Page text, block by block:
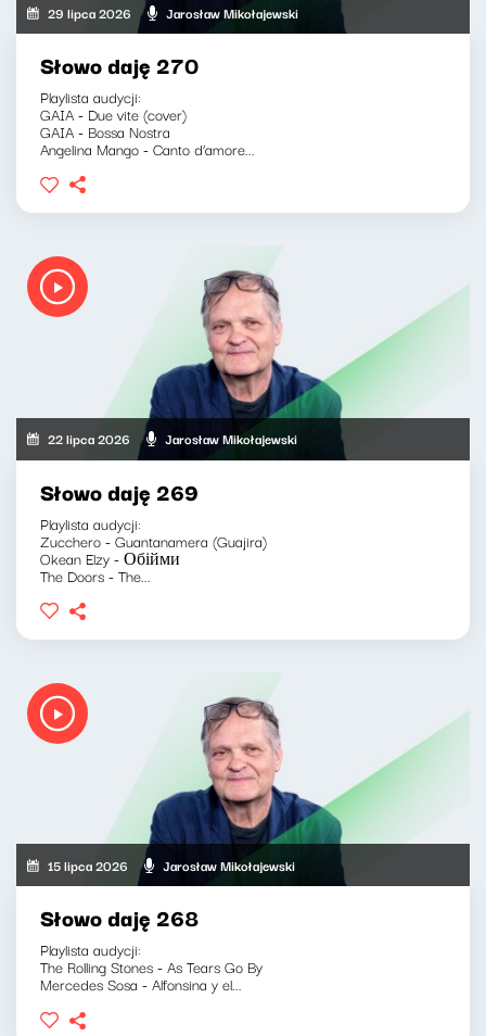
29 lipca 2026 Jarosław Mikołajewski
Słowo daję 270
Playlista audycji:
GAIA - Due vite (cover)
GAIA - Bossa Nostra
Angelina Mango - Canto d’amore...
22 lipca 2026 Jarosław Mikołajewski
Słowo daję 269
Playlista audycji:
Zucchero - Guantanamera (Guajira)
Okean Elzy - Обійми
The Doors - The...
15 lipca 2026 Jarosław Mikołajewski
Słowo daję 268
Playlista audycji:
The Rolling Stones - As Tears Go By
Mercedes Sosa - Alfonsina y el...